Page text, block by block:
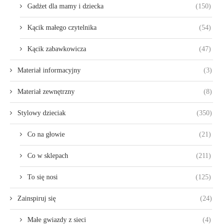
Gadżet dla mamy i dziecka (150)
Kącik małego czytelnika (54)
Kącik zabawkowicza (47)
Materiał informacyjny (3)
Materiał zewnętrzny (8)
Stylowy dzieciak (350)
Co na głowie (21)
Co w sklepach (211)
To się nosi (125)
Zainspiruj się (24)
Małe gwiazdy z sieci (4)